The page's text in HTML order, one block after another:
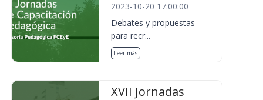
2023-10-20 17:00:00
Debates y propuestas
para recr...
Leer más
XVII Jornadas